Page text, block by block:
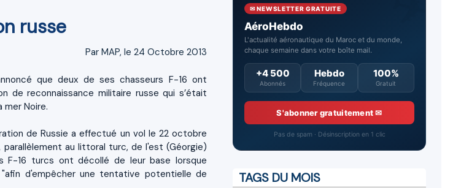
russe
Par MAP, le 24 Octobre 2013
que deux de ses chasseurs F-16 ont
de reconnaissance militaire russe qui s’était
mer Noire.
de Russie a effectué un vol le 22 octobre
au littoral turc, de l'est (Géorgie)
F-16 turcs ont décollé de leur base lorsque
d'empêcher une tentative potentielle de
✉ NEWSLETTER GRATUITE
AéroHebdo
L'actualité aéronautique du Maroc et du monde,
chaque semaine dans votre boîte mail.
+4 500
Abonnés
Hebdo
Fréquence
100%
Gratuit
S'abonner gratuitement ✉
Pas de spam · Désinscription en 1 clic
TAGS DU MOIS